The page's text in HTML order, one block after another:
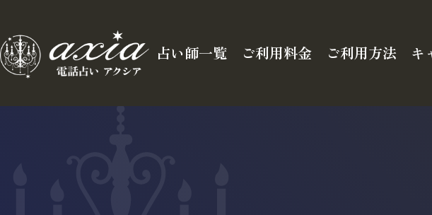
占い師一覧 ご利用料金 ご利用方法 キ